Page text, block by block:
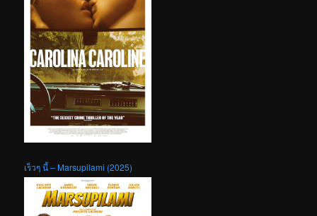
เร็วๆ นี้ – Marsupilami (2025)